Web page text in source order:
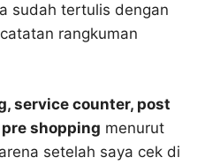
sudah tertulis dengan
rangkuman
service counter, post
shopping menurut
setelah saya cek di